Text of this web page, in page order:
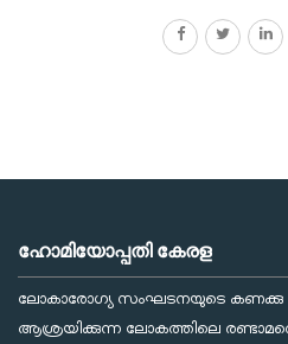
ഹോമിയോപ്പതി കേരള
ലോകാരോഗ്യ സംഘടനയുടെ കണക്കു
ആശ്രയിക്കുന്ന ലോകത്തിലെ